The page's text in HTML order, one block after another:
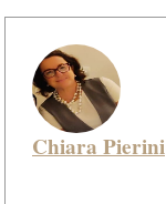
Chiara Pierini